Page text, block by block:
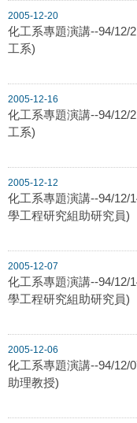
2005-12-20
化工系專題演講--94/12/
工系)
2005-12-16
化工系專題演講--94/12/
工系)
2005-12-12
化工系專題演講--94/12/
學工程研究組助研究員)
2005-12-07
化工系專題演講--94/12/
學工程研究組助研究員)
2005-12-06
化工系專題演講--94/12/
助理教授)